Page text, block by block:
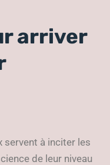
arriver
à inciter les
de leur niveau